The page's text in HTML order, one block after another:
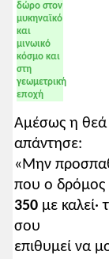
δώρο στον
μυκηναϊκό
και
μινωικό
κόσμο και
στη
γεωμετρική
εποχή
Αμέσως η θεά
απάντησε:
«Μην
που ο δρόμος
350 με
σου
επιθυμεί να